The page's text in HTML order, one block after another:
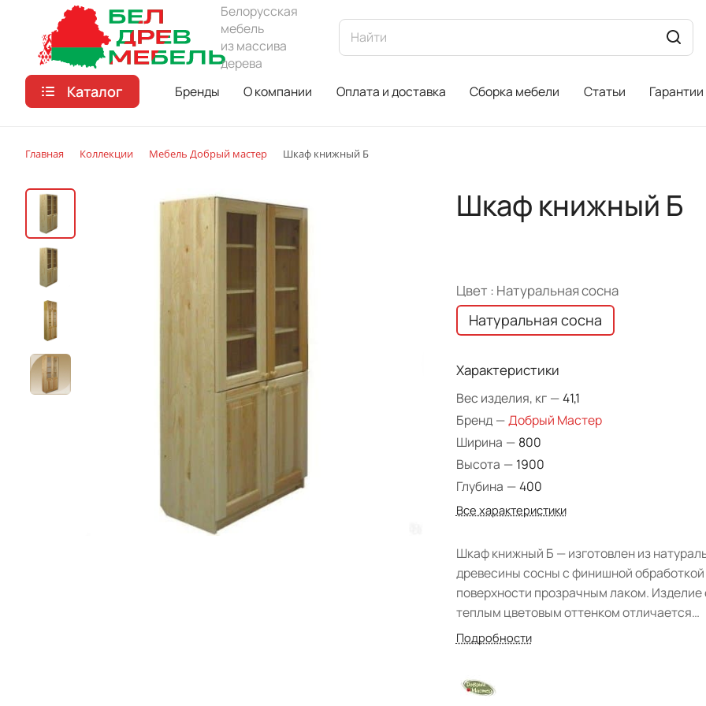
Белорусская
мебель
из массива
дерева
Каталог Бренды О компании Оплата и доставка Сборка мебели Статьи Гарантии
Главная Коллекции Мебель Добрый мастер Шкаф книжный Б
Шкаф книжный Б
Цвет : Натуральная сосна
Натуральная сосна
Характеристики
Вес изделия, кг —41,1
Бренд —Добрый Мастер
Ширина — 800
Высота — 1900
Глубина —400
Все характеристики
Шкаф книжный Б — изготовлен из
древесины сосны с финишной обработкой
поверхности прозрачным лаком. Изделие
теплым цветовым оттенком отличается
простотой и натуральностью вида.
Конструкция представлена отделением за
Подробности